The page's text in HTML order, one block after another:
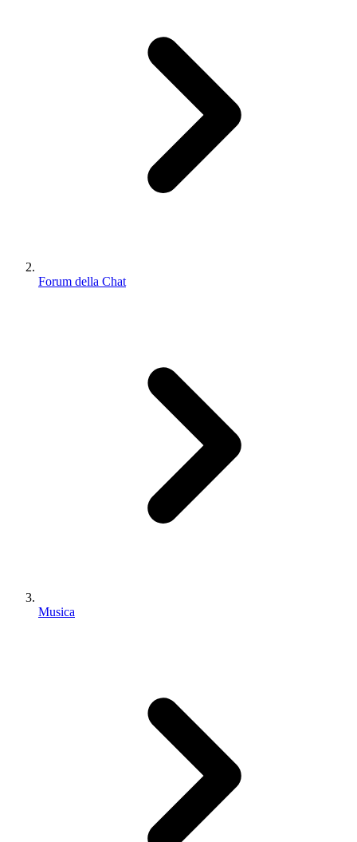
Forum della Chat
Musica